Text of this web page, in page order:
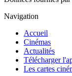
Navigation
Accueil
Cinémas
Actualités
Télécharger
Les cartes